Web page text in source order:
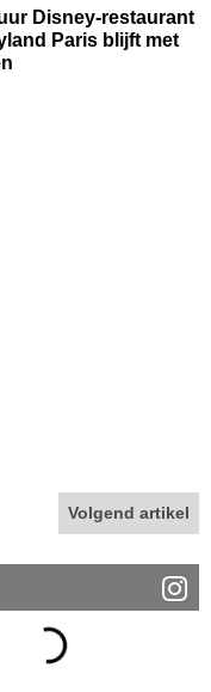
Disney-restaurant
Paris blijft met
Volgend artikel